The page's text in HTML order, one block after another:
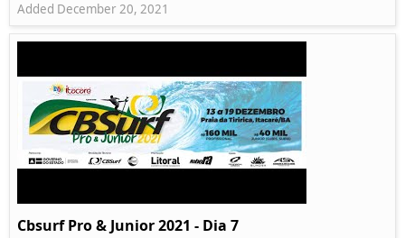
Added December 20, 2021
Cbsurf Pro & Junior 2021 - Dia 7